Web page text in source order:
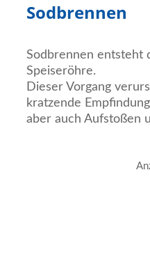
Sodbrennen
Sodbrennen entsteht
Speiseröhre.
Dieser Vorgang
kratzende
aber auch Aufstoßen